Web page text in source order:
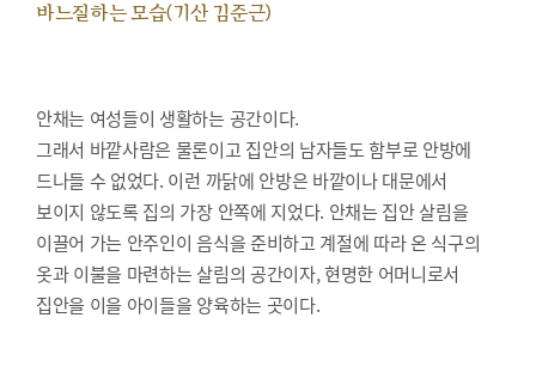
바느질하는 모습(기산 김준근)
안채는 여성들이 생활하는 공간이다.
그래서 바깥사람은 물론이고 집안의 남자들도 함부로 안방에
드나들 수 없었다. 이런 까닭에 안방은 바깥이나 대문에서
보이지 않도록 집의 가장 안쪽에 지었다. 안채는 집안 살림을
이끌어 가는 안주인이 음식을 준비하고 계절에 따라 온 식구의
옷과 이불을 마련하는 살림의 공간이자, 현명한 어머니로서
집안을 이을 아이들을 양육하는 곳이다.